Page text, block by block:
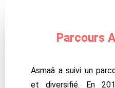
Parcours
Asmaâ a suivi un
et diversifié. En